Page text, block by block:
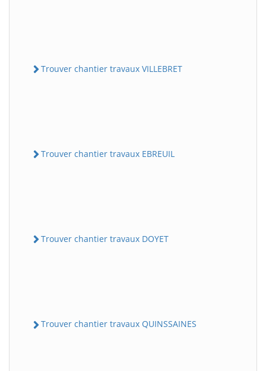
Trouver chantier travaux VILLEBRET
Trouver chantier travaux EBREUIL
Trouver chantier travaux DOYET
Trouver chantier travaux QUINSSAINES